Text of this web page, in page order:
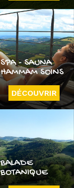
SPA - SAUNA
HAMMAM SOINS
DÉCOUVRIR
BALADE
BOTANIQUE